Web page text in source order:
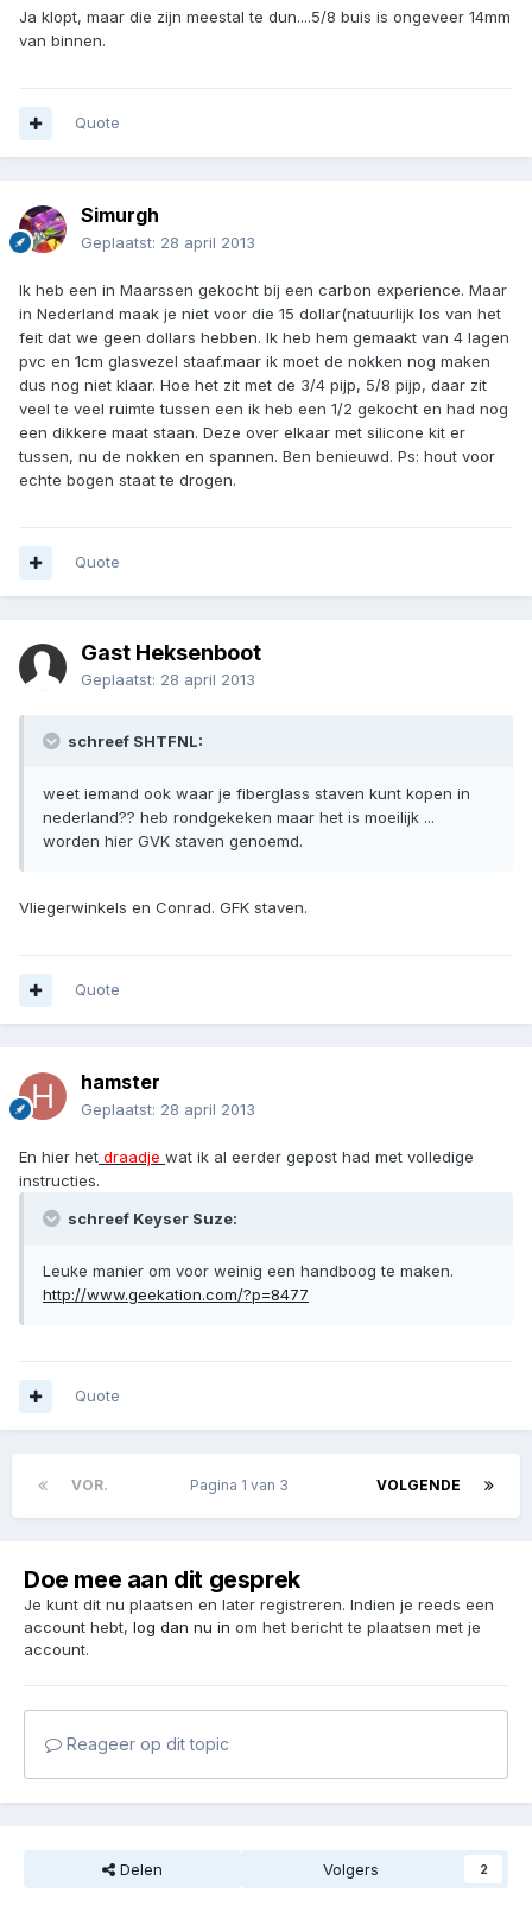
Ja klopt, maar die zijn meestal te dun....5/8 buis is ongeveer 14mm
van binnen.
Quote
Simurgh
Geplaatst: 28 april 2013
Ik heb een in Maarssen gekocht bij een carbon experience. Maar
in Nederland maak je niet voor die 15 dollar(natuurlijk los van het
feit dat we geen dollars hebben. Ik heb hem gemaakt van 4 lagen
pvc en 1cm glasvezel staaf.maar ik moet de nokken nog maken
dus nog niet klaar. Hoe het zit met de 3/4 pijp, 5/8 pijp, daar zit
veel te veel ruimte tussen een ik heb een 1/2 gekocht en had nog
een dikkere maat staan. Deze over elkaar met silicone kit er
tussen, nu de nokken en spannen. Ben benieuwd. Ps: hout voor
echte bogen staat te drogen.
Quote
Gast Heksenboot
Geplaatst: 28 april 2013
schreef SHTFNL:
weet iemand ook waar je fiberglass staven kunt kopen in
nederland?? heb rondgekeken maar het is moeilijk ...
worden hier GVK staven genoemd.
Vliegerwinkels en Conrad. GFK staven.
Quote
hamster
Geplaatst: 28 april 2013
En hier het draadje wat ik al eerder gepost had met volledige
instructies.
schreef Keyser Suze:
Leuke manier om voor weinig een handboog te maken.
http://www.geekation.com/?p=8477
Quote
VOR. VOLGENDE
Pagina 1 van 3
Doe mee aan dit gesprek
Je kunt dit nu plaatsen en later registreren. Indien je reeds een
account hebt, log dan nu in om het bericht te plaatsen met je
account.
Reageer op dit topic
Delen Volgers 2